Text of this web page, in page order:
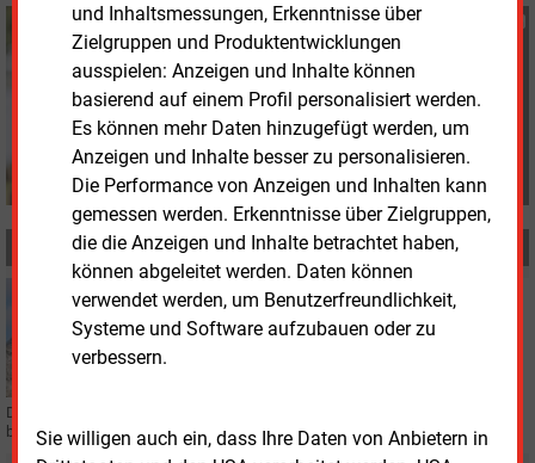
und Inhaltsmessungen, Erkenntnisse über
Zielgruppen und Produktentwicklungen
ausspielen: Anzeigen und Inhalte können
basierend auf einem Profil personalisiert werden.
Es können mehr Daten hinzugefügt werden, um
Anzeigen und Inhalte besser zu personalisieren.
Die Performance von Anzeigen und Inhalten kann
gemessen werden. Erkenntnisse über Zielgruppen,
die die Anzeigen und Inhalte betrachtet haben,
können abgeleitet werden. Daten können
verwendet werden, um Benutzerfreundlichkeit,
Systeme und Software aufzubauen oder zu
verbessern.
Sie willigen auch ein, dass Ihre Daten von Anbietern in
Susanne Harmsen
+49 (0) 151 28207503
s.harmsen@energie-
und-management.de
MEHR ZUM THEMA
Mittwoch, 24.06.2026, 17:15
POLITIK
Die Bundesregierung hat den Entwurf für das Energieeffizienzgesetz
beschlossen. Die Wirtschaft soll um 3 Milliarden Euro entlastet werden.